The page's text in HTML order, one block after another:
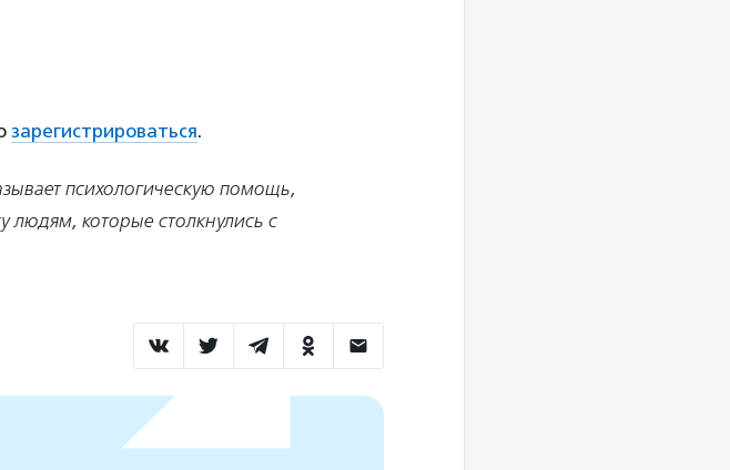
зарегистрироваться.
психологическую помощь,
которые столкнулись с